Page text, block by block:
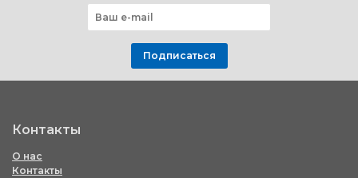
Подписаться
Контакты
О нас
Контакты